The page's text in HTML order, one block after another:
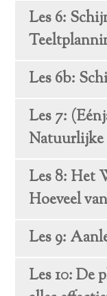
Les 6:
Les 6b:
Les 7:
Les 8: Het
Hoeveel
Les 9:
Les 10: De